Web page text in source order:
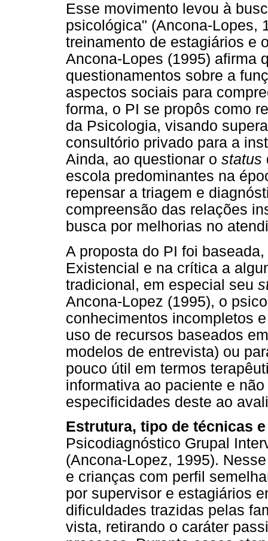
Esse movimento levou à
psicológica" (Ancona-Lopes,
treinamento de estagiários e
Ancona-Lopes (1995) afirma
questionamentos sobre a
aspectos sociais para
forma, o PI se propôs como
da Psicologia, visando
consultório privado para a
Ainda, ao questionar o status
escola predominantes na
repensar a triagem e
compreensão das relações
busca por melhorias no
A proposta do PI foi
Existencial e na crítica a
tradicional, em especial seu
Ancona-Lopez (1995), o
conhecimentos incompletos
uso de recursos baseados
modelos de entrevista) ou
pouco útil em termos
informativa ao paciente e
especificidades deste ao
Estrutura, tipo de técnicas
Psicodiagnóstico Grupal
(Ancona-Lopez, 1995).
e crianças com perfil
por supervisor e estagiários
dificuldades trazidas pelas
vista, retirando o caráter